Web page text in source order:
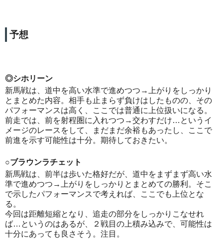
予想
◎シホリーン
新馬戦は、道中を高い水準で進めつつ→上がりをしっかり
とまとめた内容。相手も止まらず負けはしたものの、その
パフォーマンスは高く、ここでは普通に上位扱いになる。
前走では、前を射程圏に入れつつ→交わすだけ…というイ
メージのレースをして、まだまだ余裕もあったし、ここで
前進を示す可能性は十分。期待しておきたい。
○ブラウンラチェット
新馬戦は、前半は歩いた格好だが、道中をまずまず高い水
準で進めつつ→上がりをしっかりとまとめての勝利。そこ
で示したパフォーマンスで考えれば、ここでも上位とな
る。
今回は距離短縮となり、追走の部分をしっかりこなせれ
ば…というのはあるが、２戦目の上積み込みで、可能性は
十分にあっても良さそう。注目。